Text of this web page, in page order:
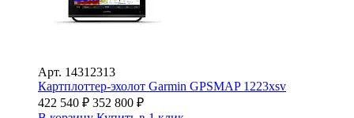
Арт. 14312313
Картплоттер-эхолот Garmin GPSMAP 1223xsv
422 540 ₽ 352 800 ₽